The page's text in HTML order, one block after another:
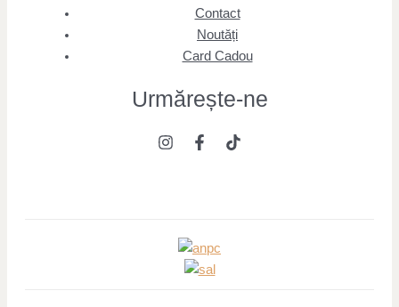
Contact
Noutăți
Card Cadou
Urmărește-ne